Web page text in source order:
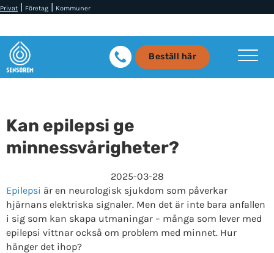
Privat | Företag | Kommuner
Beställ här
Kan epilepsi ge
minnessvårigheter?
2025-03-28
Epilepsi är en neurologisk sjukdom som påverkar
hjärnans elektriska signaler. Men det är inte bara anfallen
i sig som kan skapa utmaningar – många som lever med
epilepsi vittnar också om problem med minnet. Hur
hänger det ihop?